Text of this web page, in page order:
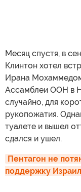
Месяц спустя, в
Клинтон хотел
Ирана Мохаммедом
Ассамблеи ООН в
случайно, для
рукопожатия.
туалете и вышел
сдался и ушел.
Пентагон не
поддержку